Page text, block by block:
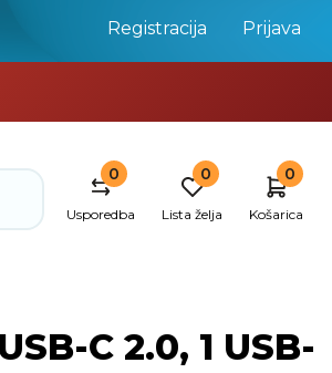
Registracija Prijava
0
Usporedba
0
Lista želja
0
Košarica
C 2.0, 1 USB-